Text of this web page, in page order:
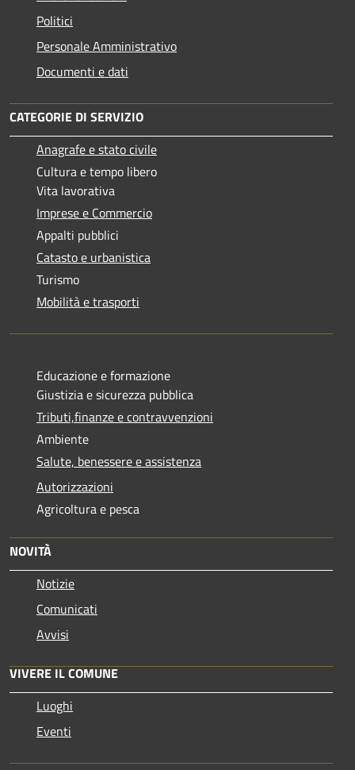
Politici
Personale Amministrativo
Documenti e dati
CATEGORIE DI SERVIZIO
Anagrafe e stato civile
Cultura e tempo libero
Vita lavorativa
Imprese e Commercio
Appalti pubblici
Catasto e urbanistica
Turismo
Mobilità e trasporti
Educazione e formazione
Giustizia e sicurezza pubblica
Tributi,finanze e contravvenzioni
Ambiente
Salute, benessere e assistenza
Autorizzazioni
Agricoltura e pesca
NOVITÀ
Notizie
Comunicati
Avvisi
VIVERE IL COMUNE
Luoghi
Eventi